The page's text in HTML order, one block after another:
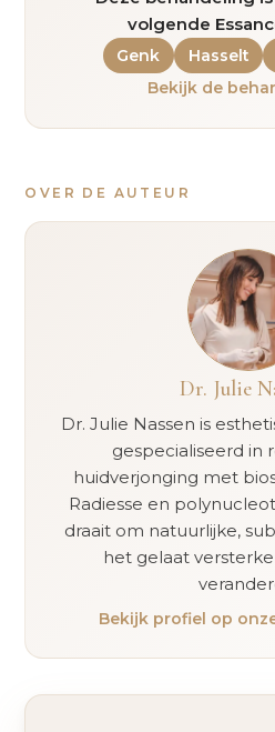
volgende
Genk Hasselt
Bekijk de
OVER DE AUTEUR
Dr. Julie
Dr. Julie Nassen is
gespecialiseerd in
huidverjonging met
Radiesse en
draait om natuurlijke,
het gelaat
Bekijk profiel op